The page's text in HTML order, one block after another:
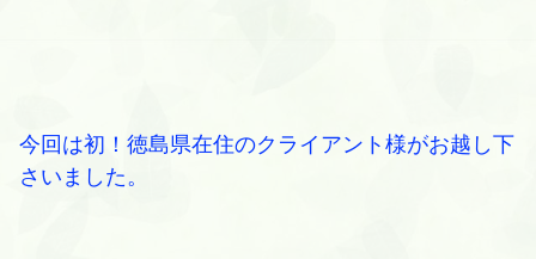
今回は初！徳島県在住のクライアント様がお越し下
さいました。